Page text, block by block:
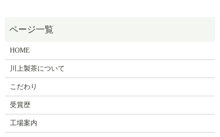
HOME
川上製茶について
こだわり
受賞歴
工場案内